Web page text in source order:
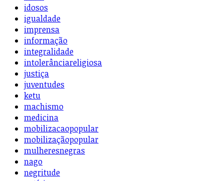
idosos
igualdade
imprensa
informação
integralidade
intolerânciareligiosa
justiça
juventudes
ketu
machismo
medicina
mobilizacaopopular
mobilizaçãopopular
mulheresnegras
nago
negritude